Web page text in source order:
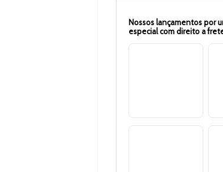
Nossos lançamentos por
especial com direito a